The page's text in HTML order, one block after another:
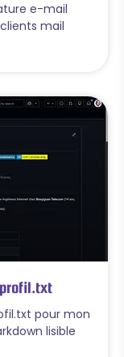
e-mail
mail
profil.txt
pour mon
lisible